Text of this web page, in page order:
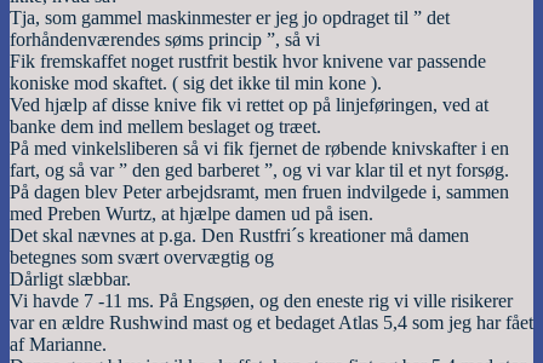
Tja, som gammel maskinmester er jeg jo opdraget til ” det
forhåndenværendes søms princip ”, så vi
Fik fremskaffet noget rustfrit bestik hvor knivene var passende
koniske mod skaftet. ( sig det ikke til min kone ).
Ved hjælp af disse knive fik vi rettet op på linjeføringen, ved at
banke dem ind mellem beslaget og træet.
På med vinkelsliberen så vi fik fjernet de røbende knivskafter i en
fart, og så var ” den ged barberet ”, og vi var klar til et nyt forsøg.
På dagen blev Peter arbejdsramt, men fruen indvilgede i, sammen
med Preben Wurtz, at hjælpe damen ud på isen.
Det skal nævnes at p.ga. Den Rustfri´s kreationer må damen
betegnes som svært overvægtig og
Dårligt slæbbar.
Vi havde 7 -11 ms. På Engsøen, og den eneste rig vi ville risikerer
var en ældre Rushwind mast og et bedaget Atlas 5,4 som jeg har fået
af Marianne.